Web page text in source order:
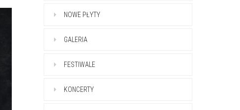
NOWE PŁYTY
GALERIA
FESTIWALE
KONCERTY